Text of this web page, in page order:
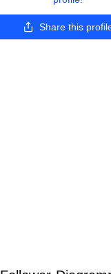
Share this